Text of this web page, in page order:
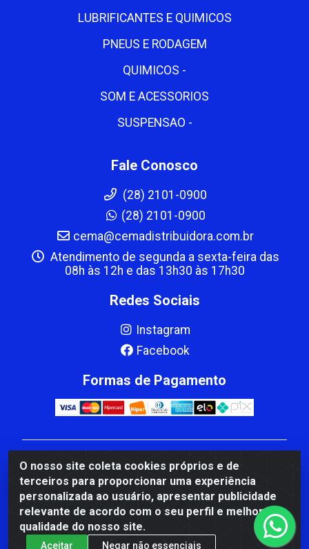
O nosso site coleta cookies próprios e de
terceiros para proporcionar uma experiência
personalizada ao usuário, apresentar publicidade
relevante de acordo com o seu perfil e melhorar a
qualidade do nosso site.
Aceitar Negar não essenciais
LUBRIFICANTES E QUIMICOS
PNEUS E RODAGEM
QUIMICOS -
SOM E ACESSORIOS
SUSPENSAO -
Fale Conosco
(28) 2101-0900
(28) 2101-0900
cema@cemadistribuidora.com.br
Atendimento de segunda a sexta-feira das
08h às 12h e das 13h30 às 17h30
Redes Sociais
Instagram
Facebook
Formas de Pagamento
CBP MACEDO COMERCIO PEÇAS LTDA Matriz - av
Mauro Miranda Madureira, 1249 - Coramara , Cachoeiro
de Itapemirim/ES - CEP 29.311-310 - CNPJ
00.502.680/0001-41